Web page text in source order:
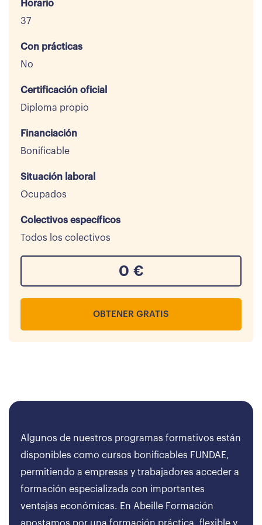
Horario
37
Con prácticas
No
Certificación oficial
Diploma propio
Financiación
Bonificable
Situación laboral
Ocupados
Colectivos específicos
Todos los colectivos
0 €
OBTENER GRATIS
Algunos de nuestros programas formativos están
disponibles como cursos bonificables FUNDAE,
permitiendo a empresas y trabajadores acceder a
formación especializada con importantes
ventajas económicas. En Abeille Formación